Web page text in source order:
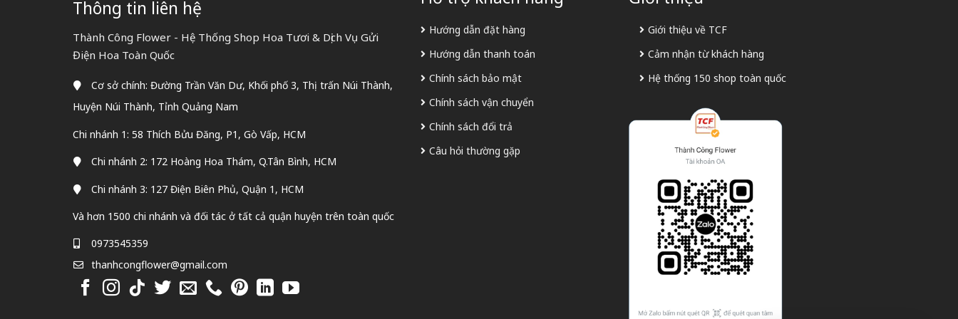
Thông tin liên hệ
Thành Công Flower - Hệ Thống Shop Hoa Tươi & Dịch Vụ Gửi
Điện Hoa Toàn Quốc
Cơ sở chính: Đường Trần Văn Dư, Khối phố 3, Thị trấn Núi Thành,
Huyện Núi Thành, Tỉnh Quảng Nam
Chi nhánh 1: 58 Thích Bửu Đăng, P1, Gò Vấp, HCM
Chi nhánh 2: 172 Hoàng Hoa Thám, Q.Tân Bình, HCM
Chi nhánh 3: 127 Điện Biên Phủ, Quận 1, HCM
Và hơn 1500 chi nhánh và đối tác ở tất cả quận huyện trên toàn quốc
0973545359
thanhcongflower@gmail.com
Hướng dẫn đặt hàng
Hướng dẫn thanh toán
Chính sách bảo mật
Chính sách vận chuyển
Chính sách đổi trả
Câu hỏi thường gặp
Giới thiệu về TCF
Cảm nhận từ khách hàng
Hệ thống 150 shop toàn quốc